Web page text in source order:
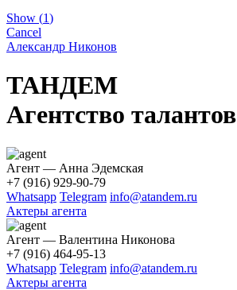
Show (1)
Cancel
Александр Никонов
ТАНДЕМ
Агентство талантов
Агент — Анна Эдемская
+7 (916) 929-90-79
Whatsapp Telegram info@atandem.ru
Актеры агента
Агент — Валентина Никонова
+7 (916) 464-95-13
Whatsapp Telegram info@atandem.ru
Актеры агента